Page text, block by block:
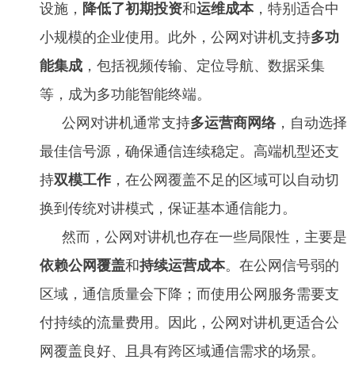
设施， 降低了初期投资和运维成本，特别适合中
小规模的企业使用。此外，公网对讲机支持多功
能集成 ，包括视频传输、定位导航、数据采集
等，成为多功能智能终端。
公网对讲机通常支持多运营商网络，自动选择
最佳信号源，确保通信连续稳定。高端机型还支
持双模工作，在公网覆盖不足的区域可以自动切
换到传统对讲模式，保证基本通信能力。
然而，公网对讲机也存在一些局限性，主要是
依赖公网覆盖和持续运营成本。在公网信号弱的
区域，通信质量会下降；而使用公网服务需要支
付持续的流量费用。因此，公网对讲机更适合公
网覆盖良好、且具有跨区域通信需求的场景。